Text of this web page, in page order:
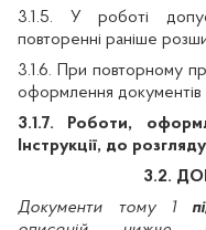
3.1.5. У роботі
повторенні раніше
3.1.6. При повторному
оформлення документів
3.1.7. Роботи,
Інструкції, до
3.2.
Документи тому 1